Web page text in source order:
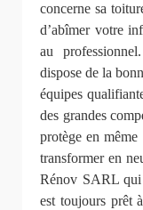
concerne sa
d’abîmer votre
au
dispose de la
équipes
des grandes
protège en
transformer en
Rénov SARL qui
est toujours prêt